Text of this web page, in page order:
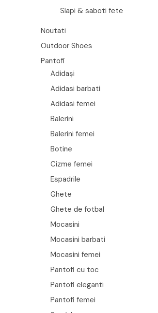
Slapi & saboti fete
Noutati
Outdoor Shoes
Pantofi
Adidași
Adidasi barbati
Adidasi femei
Balerini
Balerini femei
Botine
Cizme femei
Espadrile
Ghete
Ghete de fotbal
Mocasini
Mocasini barbati
Mocasini femei
Pantofi cu toc
Pantofi eleganti
Pantofi femei